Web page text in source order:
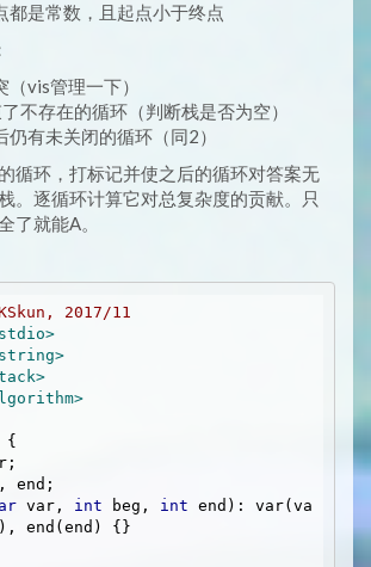
都是常数，且起点小于终点
（vis管理一下）
不存在的循环（判断栈是否为空）
仍有未关闭的循环（同2）
循环，打标记并使之后的循环对答案无
。逐循环计算它对总复杂度的贡献。只
了就能A。
2017/11
{
end;
var, int beg, int end): var(va
end(end) {}